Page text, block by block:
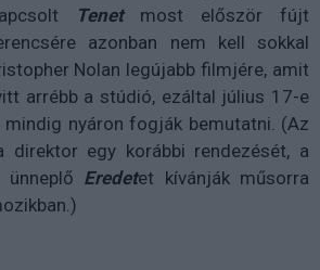
Tenet
most először fújt
azonban nem kell sokkal
Nolan legújabb filmjére, amit
arrébb a stúdió, ezáltal július 17-e
mindig nyáron fogják bemutatni. (Az
direktor egy korábbi rendezését, a
Eredetet kívánják műsorra